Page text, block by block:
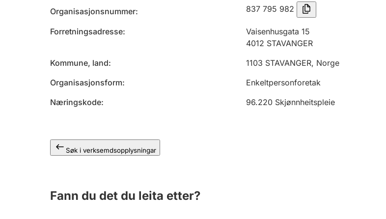
Organisasjonsnummer 837 795 982
Forretningsadresse
Vaisenhusgata 15
4012 STAVANGER
Kommune, land
1103 STAVANGER, Norge
Organisasjonsform
Enkeltpersonforetak
Næringskode
96.220 Skjønnheitspleie
Søk i verksemdsopplysningar
Fann du det du leita etter?